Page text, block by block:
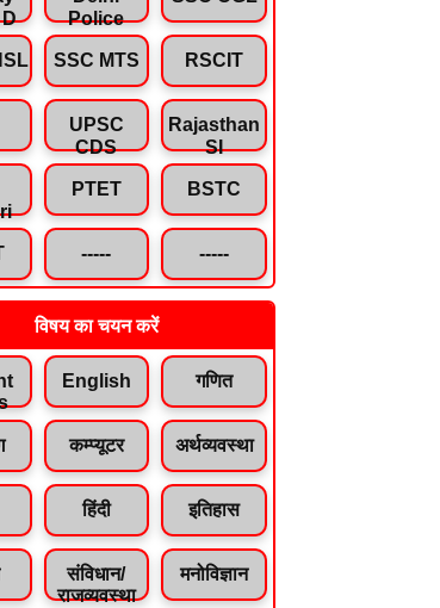
Police
SSC MTS RSCIT
UPSC
CDS
Rajasthan
SI
PTET BSTC
----- -----
विषय का चयन करें
English गणित
कम्प्यूटर अर्थव्यवस्था
हिंदी इतिहास
संविधान/
राजव्यवस्था
मनोविज्ञान